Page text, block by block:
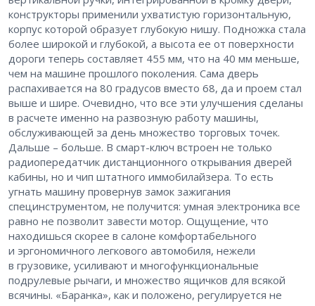
конструкторы применили ухватистую горизонтальную,
корпус которой образует глубокую нишу. Подножка стала
более широкой и глубокой, а высота ее от поверхности
дороги теперь составляет 455 мм, что на 40 мм меньше,
чем на машине прошлого поколения. Сама дверь
распахивается на 80 градусов вместо 68, да и проем стал
выше и шире. Очевидно, что все эти улучшения сделаны
в расчете именно на развозную работу машины,
обслуживающей за день множество торговых точек.
Дальше – ​больше. В смарт-ключ встроен не только
радиопередатчик дистанционного открывания дверей
кабины, но и чип штатного иммобилайзера. То есть
угнать машину провернув замок зажигания
специнструментом, не получится: ​умная электроника все
равно не позволит завести мотор. Ощущение, что
находишься скорее в салоне комфортабельного
и эргономичного легкового автомобиля, нежели
в грузовике, усиливают и многофункциональные
подрулевые рычаги, и множество ящичков для всякой
всячины. «Баранка», как и положено, регулируется не